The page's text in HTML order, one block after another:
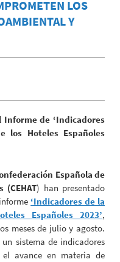
LOS
Y
Informe de ‘Indicadores
los Hoteles Españoles
Española de
) han presentado
‘Indicadores de la
Españoles 2023’,
meses de julio y agosto.
sistema de indicadores
avance en materia de